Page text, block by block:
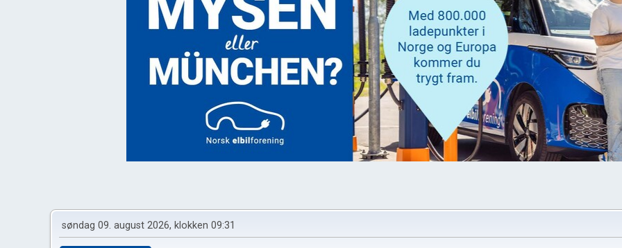
søndag 09. august 2026, klokken 09:31